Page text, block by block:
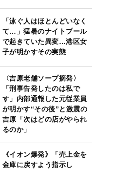
「泳ぐ人はほとんどいなく
て…」猛暑のナイトプール
で起きていた異変…港区女
子が明かすその実態
〈吉原老舗ソープ摘発〉
「刑事告発したのは私で
す」内部通報した元従業員
が明かす“その後”と激震の
吉原「次はどの店がやられ
るのか」
《イオン爆発》「売上金を
金庫に戻すよう指示し